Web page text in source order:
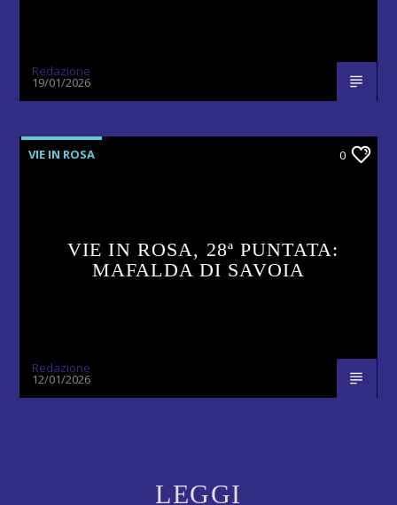
Redazione
19/01/2026
VIE IN ROSA 0
VIE IN ROSA, 28ª PUNTATA:
MAFALDA DI SAVOIA
Redazione
12/01/2026
LEGGI